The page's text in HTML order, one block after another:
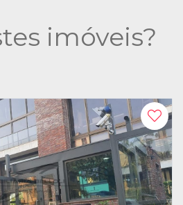
imóveis?